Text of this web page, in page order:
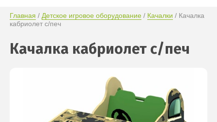
Главная / Детское игровое оборудование / Качалки / Качалка
кабриолет с/печ
Качалка кабриолет с/печ